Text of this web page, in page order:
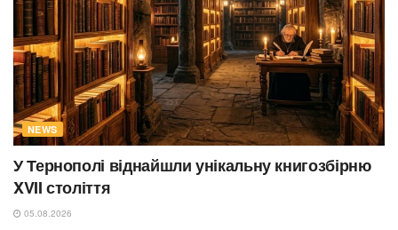
NEWS
У Тернополі віднайшли унікальну книгозбірню
XVII століття
05.08.2026